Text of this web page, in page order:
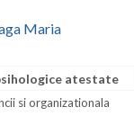
Maria
atestate
si organizationala